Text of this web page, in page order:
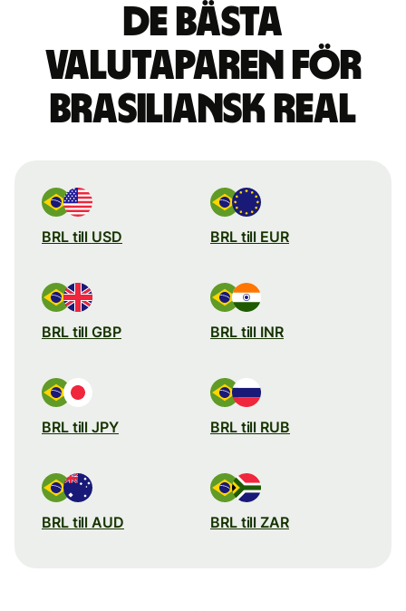
De bästa
valutaparen för
brasiliansk real
BRL till USD BRL till EUR
BRL till GBP BRL till INR
BRL till JPY BRL till RUB
BRL till AUD BRL till ZAR